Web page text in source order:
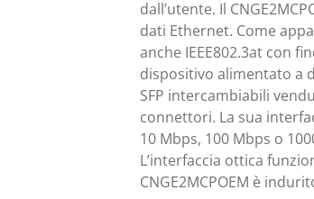
dall’utente. Il
dati Ethernet. Come
anche IEEE802.3at con
dispositivo alimentato a
SFP intercambiabili
connettori. La sua
10 Mbps, 100 Mbps o
L’interfaccia ottica
CNGE2MCPOEM è